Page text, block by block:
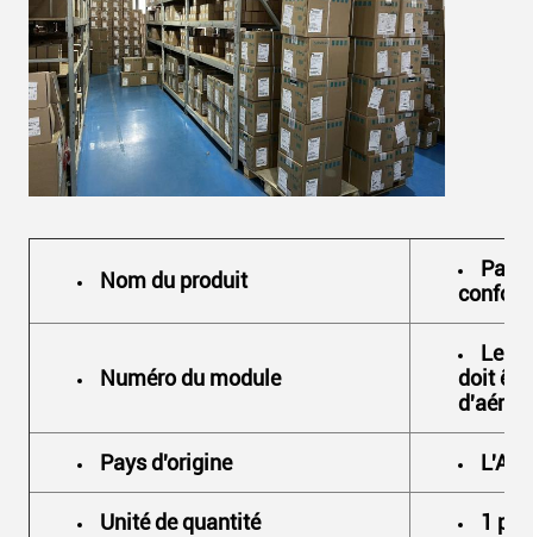
Nom du produit
confort
Numéro du module
Le
doit
Pays d'origine
Unité de quantité 1